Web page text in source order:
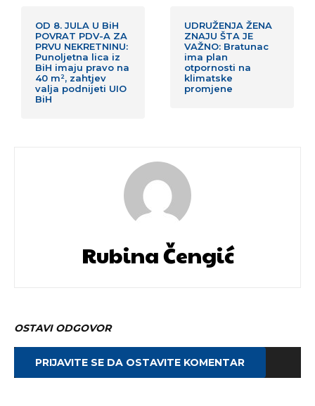
OD 8. JULA U BiH
POVRAT PDV-A ZA
PRVU NEKRETNINU:
Punoljetna lica iz
BiH imaju pravo na
40 m², zahtjev
valja podnijeti UIO
BiH
UDRUŽENJA ŽENA
ZNAJU ŠTA JE
VAŽNO: Bratunac
ima plan
otpornosti na
klimatske
promjene
Rubina Čengić
OSTAVI ODGOVOR
PRIJAVITE SE DA OSTAVITE KOMENTAR